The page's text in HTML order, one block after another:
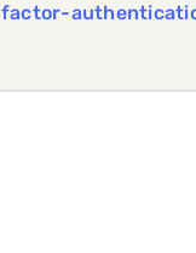
factor-